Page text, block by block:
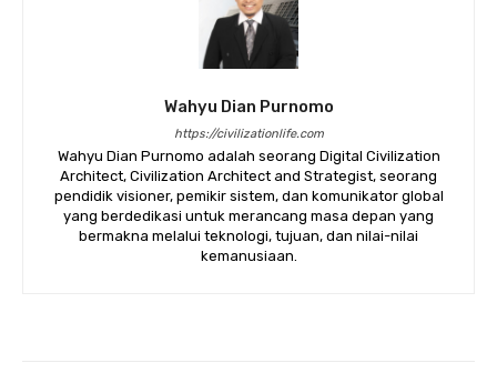
Wahyu Dian Purnomo
https://civilizationlife.com
Wahyu Dian Purnomo adalah seorang Digital Civilization
Architect, Civilization Architect and Strategist, seorang
pendidik visioner, pemikir sistem, dan komunikator global
yang berdedikasi untuk merancang masa depan yang
bermakna melalui teknologi, tujuan, dan nilai-nilai
kemanusiaan.